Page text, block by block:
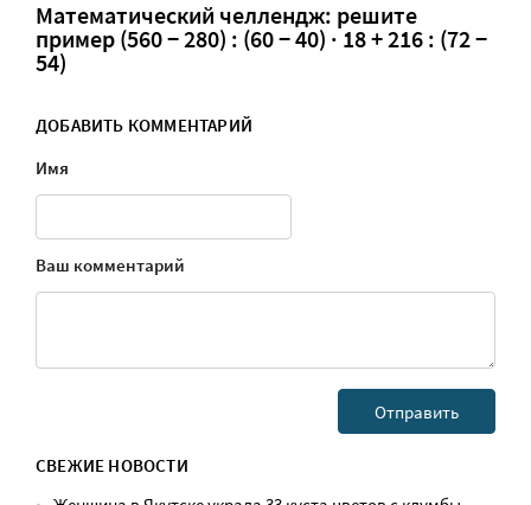
Математический челлендж: решите
пример (560 − 280) : (60 − 40) · 18 + 216 : (72 −
54)
ДОБАВИТЬ КОММЕНТАРИЙ
Имя
Ваш комментарий
СВЕЖИЕ НОВОСТИ